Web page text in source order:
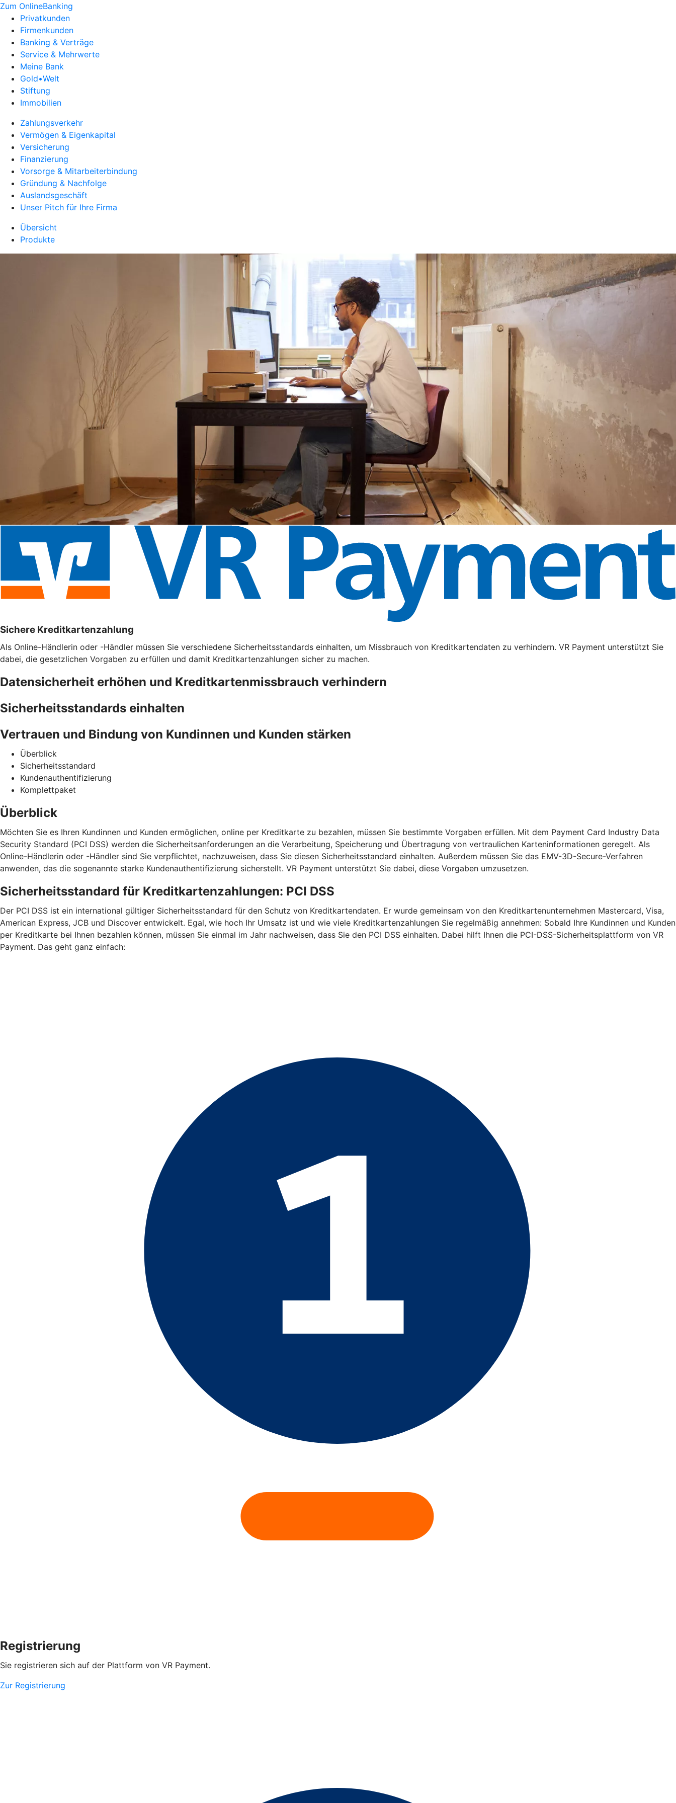
Zum OnlineBanking
Privatkunden
Firmenkunden
Banking & Verträge
Service & Mehrwerte
Meine Bank
Gold•Welt
Stiftung
Immobilien
Zahlungsverkehr
Vermögen & Eigenkapital
Versicherung
Finanzierung
Vorsorge & Mitarbeiterbindung
Gründung & Nachfolge
Auslandsgeschäft
Unser Pitch für Ihre Firma
Übersicht
Produkte
Sichere Kreditkartenzahlung
Als Online-Händlerin oder -Händler müssen Sie verschiedene Sicherheitsstandards einhalten, um Missbrauch von Kreditkartendaten zu verhindern. VR Payment unterstützt Sie
dabei, die gesetzlichen Vorgaben zu erfüllen und damit Kreditkartenzahlungen sicher zu machen.
Datensicherheit erhöhen und Kreditkartenmissbrauch verhindern
Sicherheitsstandards einhalten
Vertrauen und Bindung von Kundinnen und Kunden stärken
Überblick
Sicherheitsstandard
Kundenauthentifizierung
Komplettpaket
Überblick
Möchten Sie es Ihren Kundinnen und Kunden ermöglichen, online per Kreditkarte zu bezahlen, müssen Sie bestimmte Vorgaben erfüllen. Mit dem Payment Card Industry Data
Security Standard (PCI DSS) werden die Sicherheitsanforderungen an die Verarbeitung, Speicherung und Übertragung von vertraulichen Karteninformationen geregelt. Als
Online-Händlerin oder -Händler sind Sie verpflichtet, nachzuweisen, dass Sie diesen Sicherheitsstandard einhalten. Außerdem müssen Sie das EMV-3D-Secure-Verfahren
anwenden, das die sogenannte starke Kundenauthentifizierung sicherstellt. VR Payment unterstützt Sie dabei, diese Vorgaben umzusetzen.
Sicherheitsstandard für Kreditkartenzahlungen: PCI DSS
Der PCI DSS ist ein international gültiger Sicherheitsstandard für den Schutz von Kreditkartendaten. Er wurde gemeinsam von den Kreditkartenunternehmen Mastercard, Visa,
American Express, JCB und Discover entwickelt. Egal, wie hoch Ihr Umsatz ist und wie viele Kreditkartenzahlungen Sie regelmäßig annehmen: Sobald Ihre Kundinnen und Kunden
per Kreditkarte bei Ihnen bezahlen können, müssen Sie einmal im Jahr nachweisen, dass Sie den PCI DSS einhalten. Dabei hilft Ihnen die PCI-DSS-Sicherheitsplattform von VR
Payment. Das geht ganz einfach:
Registrierung
Sie registrieren sich auf der Plattform von VR Payment.
Zur Registrierung